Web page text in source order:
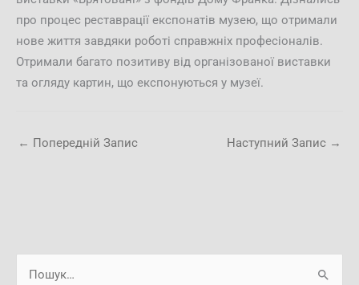
про процес реставрації експонатів музею, що отримали
нове життя завдяки роботі справжніх професіоналів.
Отримали багато позитиву від організованої виставки
та огляду картин, що експонуються у музеї.
← Попередній Запис Наступний Запис →